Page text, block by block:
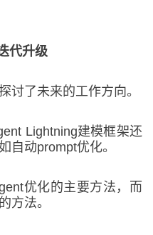
代升级
讨了未来的工作方向。
Lightning建模框架还
自动prompt优化。
优化的主要方法，而
方法。